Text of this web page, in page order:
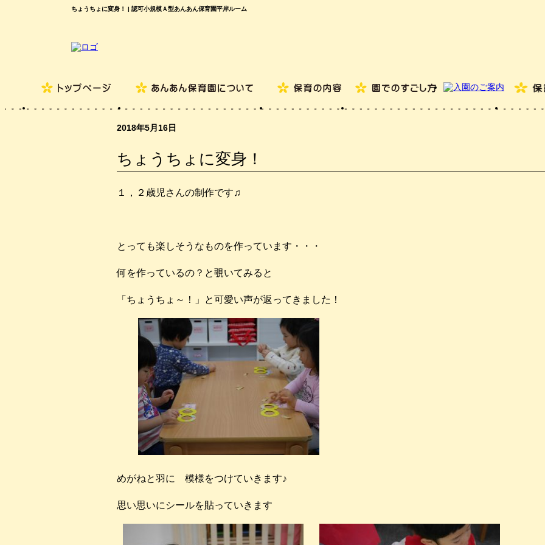
ちょうちょに変身！ | 認可小規模Ａ型あんあん保育園平岸ルーム
2018年5月16日
ちょうちょに変身！
１，２歳児さんの制作です♫
とっても楽しそうなものを作っています・・・
何を作っているの？と覗いてみると
「ちょうちょ～！」と可愛い声が返ってきました！
めがねと羽に 模様をつけていきます♪
思い思いにシールを貼っていきます